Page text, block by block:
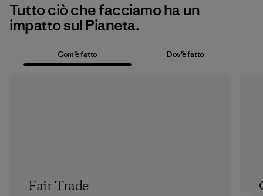
Tutto ciò che facciamo ha un
impatto sul Pianeta.
Com’è fatto Dov’è fatto
Fair Trade